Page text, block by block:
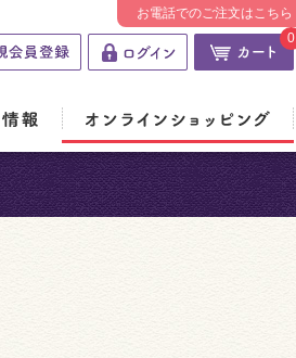
0
お電話でのご注文はこちら